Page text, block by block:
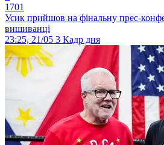
1701
Усик прийшов на фінальну прес-
вишиванці
23:25, 21/05 3 Кадр дня